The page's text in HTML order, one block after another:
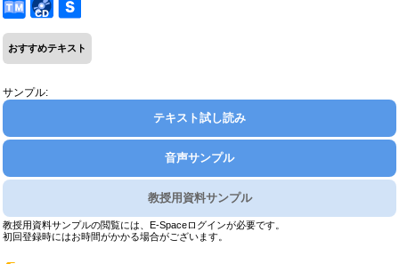
おすすめテキスト
サンプル:
テキスト試し読み
音声サンプル
教授用資料サンプル
教授用資料サンプルの閲覧には、E-Spaceログインが必要です。
初回登録時にはお時間がかかる場合がございます。